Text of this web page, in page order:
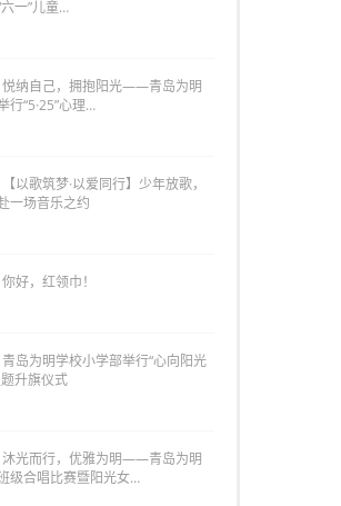
学校小学部“六一”儿童…
悦纳自己，拥抱阳光——青岛为明
学校初中部举行“5·25”心理…
【以歌筑梦·以爱同行】少年放歌，
亲子同唱，赴一场音乐之约
你好，红领巾！
青岛为明学校小学部举行“心向阳光
健康成长”主题升旗仪式
沐光而行，优雅为明——青岛为明
学校初中部班级合唱比赛暨阳光女…